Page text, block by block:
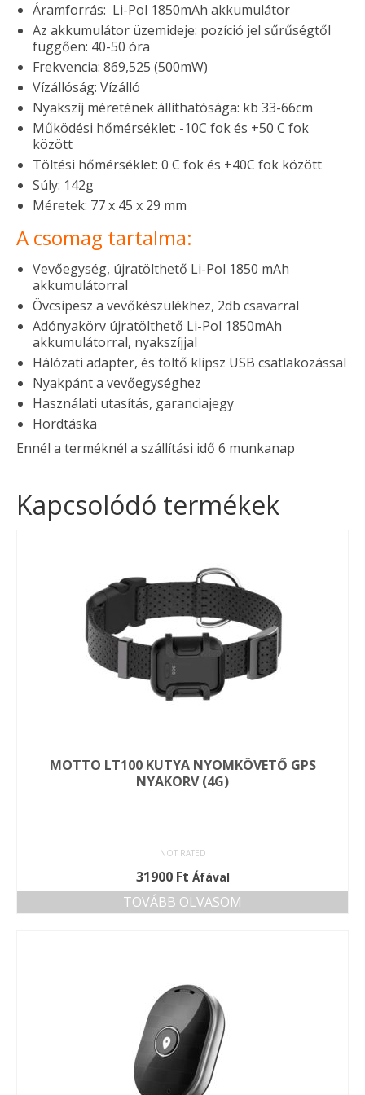
Áramforrás: Li-Pol 1850mAh akkumulátor
Az akkumulátor üzemideje: pozíció jel sűrűségtől
függően: 40-50 óra
Frekvencia: 869,525 (500mW)
Vízállóság: Vízálló
Nyakszíj méretének állíthatósága: kb 33-66cm
Működési hőmérséklet: -10C fok és +50 C fok
között
Töltési hőmérséklet: 0 C fok és +40C fok között
Súly: 142g
Méretek: 77 x 45 x 29 mm
A csomag tartalma:
Vevőegység, újratölthető Li-Pol 1850 mAh
akkumulátorral
Övcsipesz a vevőkészülékhez, 2db csavarral
Adónyakörv újratölthető Li-Pol 1850mAh
akkumulátorral, nyakszíjjal
Hálózati adapter, és töltő klipsz USB csatlakozással
Nyakpánt a vevőegységhez
Használati utasítás, garanciajegy
Hordtáska
Ennél a terméknél a szállítási idő 6 munkanap
Kapcsolódó termékek
MOTTO LT100 KUTYA NYOMKÖVETŐ GPS
NYAKORV (4G)
NOT RATED
31900 Ft Áfával
TOVÁBB OLVASOM